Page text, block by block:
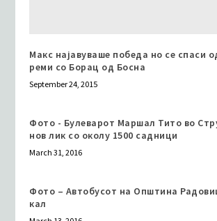
Макс најавуваше победа но се спаси
реми со Борац од Босна
September 24, 2015
Фото - Булеварот Маршал Тито во
нов лик со околу 1500 садници
March 31, 2016
Фото – Автобусот на Општина
кал